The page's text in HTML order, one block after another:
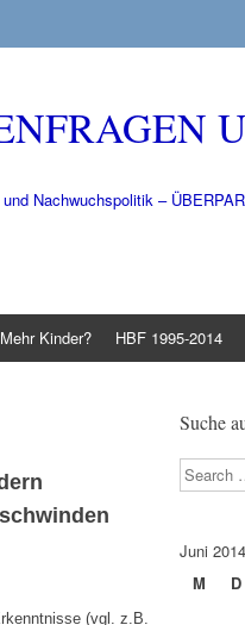
Nachwuchspolitik –
Mehr Kinder? HBF 1995-2014
(vgl. z.B.
Suche
Search
Juni 2014
M
D